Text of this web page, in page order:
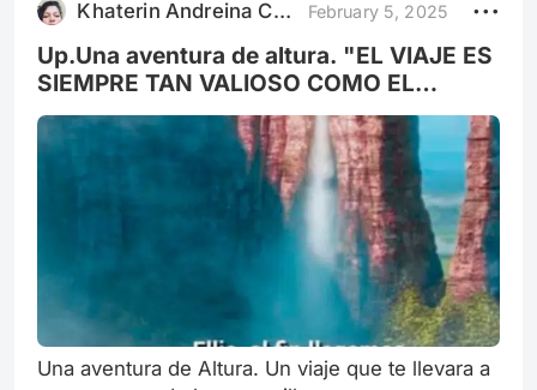
mundo del cine que ha sido marcado por el
fracaso este seria Moe. Protagonis
Khaterin Andreina Castillo Rodri February 5, 2025
Up.Una aventura de altura. "EL VIAJE ES
SIEMPRE TAN VALIOSO COMO EL
DESTINO"
Una aventura de Altura. Un viaje que te llevara a